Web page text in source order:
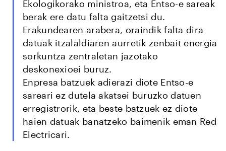
Ekologikorako ministroa, eta Entso-e sareak
berak ere datu falta gaitzetsi du.
Erakundearen arabera, oraindik falta dira
datuak itzalaldiaren aurretik zenbait energia
sorkuntza zentraletan jazotako
deskonexioei buruz.
Enpresa batzuek adierazi diote Entso-e
sareari ez dutela akatsei buruzko datuen
erregistrorik, eta beste batzuek ez diote
haien datuak banatzeko baimenik eman Red
Electricari.